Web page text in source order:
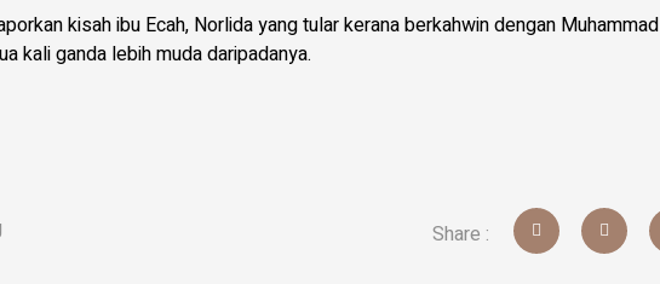
kisah ibu Ecah, Norlida yang tular kerana berkahwin dengan Muhammad
kali ganda lebih muda daripadanya.
Share :